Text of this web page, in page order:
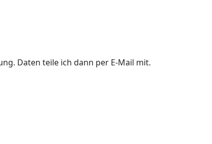
Daten teile ich dann per E-Mail mit.